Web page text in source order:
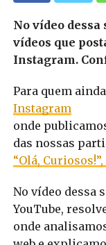
No vídeo
vídeos que
Instagram.
Para quem
Instagram
onde
das nossas
“Olá,
No vídeo dessa
YouTube,
onde